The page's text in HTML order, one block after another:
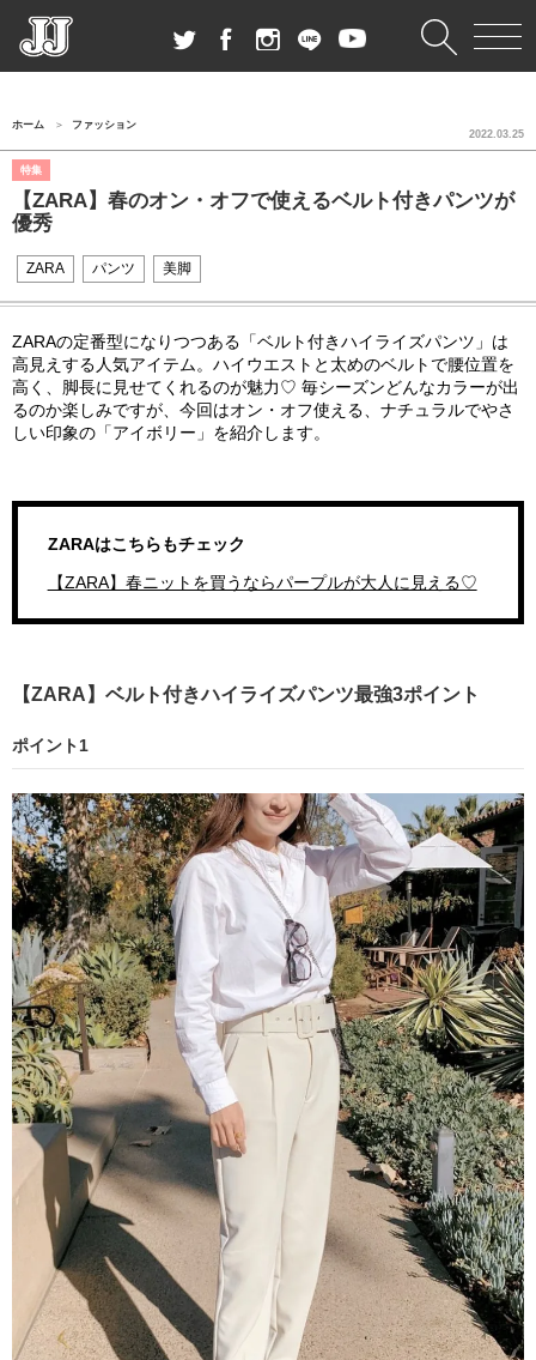
ホーム ファッション
特集
【ZARA】春のオン・オフで使えるベルト付きパンツが
優秀
2022.03.25
ZARA パンツ 美脚
ZARAの定番型になりつつある「ベルト付きハイライズパンツ」は
高見えする人気アイテム。ハイウエストと太めのベルトで腰位置を
高く、脚長に見せてくれるのが魅力♡ 毎シーズンどんなカラーが出
るのか楽しみですが、今回はオン・オフ使える、ナチュラルでやさ
しい印象の「アイボリー」を紹介します。
ZARAはこちらもチェック
【ZARA】春ニットを買うならパープルが大人に見える♡
【ZARA】ベルト付きハイライズパンツ最強3ポイント
ポイント1